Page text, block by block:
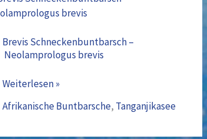
Brevis Schneckenbuntbarsch –
Neolamprologus brevis
Brevis
–
Neolamprologus
Weiterlesen »
Afrikanische Buntbarsche, Tanganjikasee